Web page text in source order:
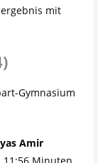
mit
Gymnasium
Amir